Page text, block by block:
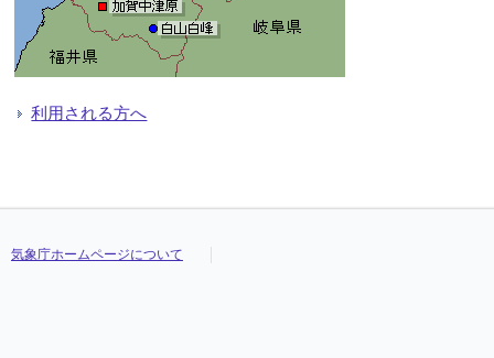
利用される方へ
気象庁ホームページについて